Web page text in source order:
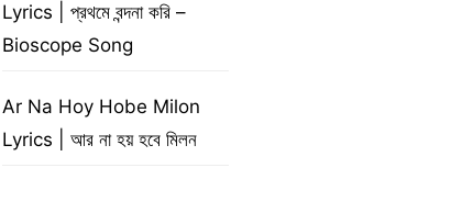
Lyrics | প্রথমে বন্দনা করি –
Bioscope Song
Ar Na Hoy Hobe Milon
Lyrics | আর না হয় হবে মিলন